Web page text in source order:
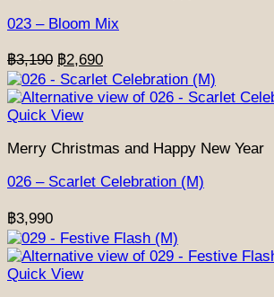
023 – Bloom Mix
฿3,190 Original
price
was:
฿3,190.
฿2,690Current
price
is:
Quick View
Merry Christmas and Happy New Year
026 – Scarlet Celebration (M)
฿3,990
Quick View